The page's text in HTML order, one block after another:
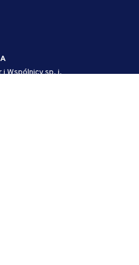
i Wspólnicy sp. j.